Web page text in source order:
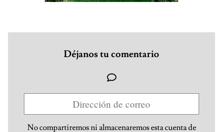
Déjanos tu comentario
No compartiremos ni almacenaremos esta cuenta de